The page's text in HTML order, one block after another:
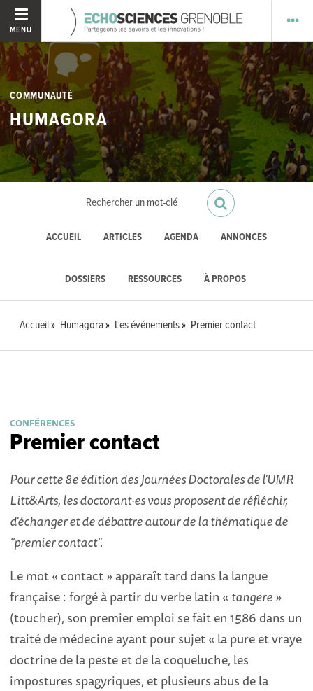
MENU
COMMUNAUTÉ
HUMAGORA
ACCUEIL ARTICLES AGENDA ANNONCES
DOSSIERS RESSOURCES À PROPOS
Accueil Humagora Les événements Premier contact
CONFÉRENCES
Premier contact
Pour cette 8e édition des Journées Doctorales de l'UMR
Litt&Arts, les doctorant·es vous proposent de réfléchir,
d'échanger et de débattre autour de la thématique de
“premier contact”.
Le mot « contact » apparaît tard dans la langue
française : forgé à partir du verbe latin « tangere»
(toucher), son premier emploi se fait en 1586 dans un
traité de médecine ayant pour sujet « la pure et vraye
doctrine de la peste et de la coqueluche, les
impostures spagyriques, et plusieurs abus de la